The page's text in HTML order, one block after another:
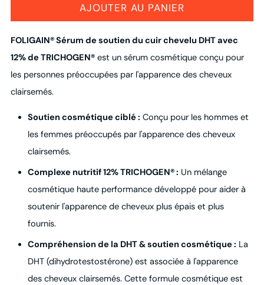
AJOUTER AU PANIER
FOLIGAIN® Sérum de soutien du cuir chevelu DHT avec
12% de TRICHOGEN® est un sérum cosmétique conçu pour
les personnes préoccupées par l'apparence des cheveux
clairsemés.
Soutien cosmétique ciblé : Conçu pour les hommes et
les femmes préoccupés par l'apparence des cheveux
clairsemés.
Complexe nutritif 12% TRICHOGEN® : Un mélange
cosmétique haute performance développé pour aider à
soutenir l'apparence de cheveux plus épais et plus
fournis.
Compréhension de la DHT & soutien cosmétique : La
DHT (dihydrotestostérone) est associée à l'apparence
des cheveux clairsemés. Cette formule cosmétique est